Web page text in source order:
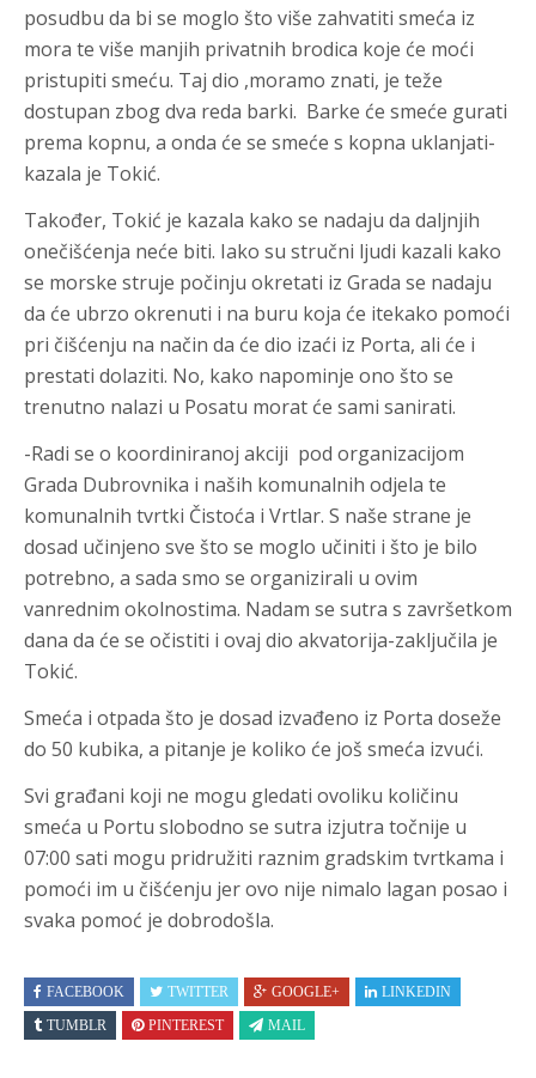
posudbu da bi se moglo što više zahvatiti smeća iz
mora te više manjih privatnih brodica koje će moći
pristupiti smeću. Taj dio ,moramo znati, je teže
dostupan zbog dva reda barki. Barke će smeće gurati
prema kopnu, a onda će se smeće s kopna uklanjati-
kazala je Tokić.
Također, Tokić je kazala kako se nadaju da daljnjih
onečišćenja neće biti. Iako su stručni ljudi kazali kako
se morske struje počinju okretati iz Grada se nadaju
da će ubrzo okrenuti i na buru koja će itekako pomoći
pri čišćenju na način da će dio izaći iz Porta, ali će i
prestati dolaziti. No, kako napominje ono što se
trenutno nalazi u Posatu morat će sami sanirati.
-Radi se o koordiniranoj akciji pod organizacijom
Grada Dubrovnika i naših komunalnih odjela te
komunalnih tvrtki Čistoća i Vrtlar. S naše strane je
dosad učinjeno sve što se moglo učiniti i što je bilo
potrebno, a sada smo se organizirali u ovim
vanrednim okolnostima. Nadam se sutra s završetkom
dana da će se očistiti i ovaj dio akvatorija-zaključila je
Tokić.
Smeća i otpada što je dosad izvađeno iz Porta doseže
do 50 kubika, a pitanje je koliko će još smeća izvući.
Svi građani koji ne mogu gledati ovoliku količinu
smeća u Portu slobodno se sutra izjutra točnije u
07:00 sati mogu pridružiti raznim gradskim tvrtkama i
pomoći im u čišćenju jer ovo nije nimalo lagan posao i
svaka pomoć je dobrodošla.
FACEBOOK TWITTER GOOGLE+
LINKEDIN
TUMBLR
PINTEREST MAIL